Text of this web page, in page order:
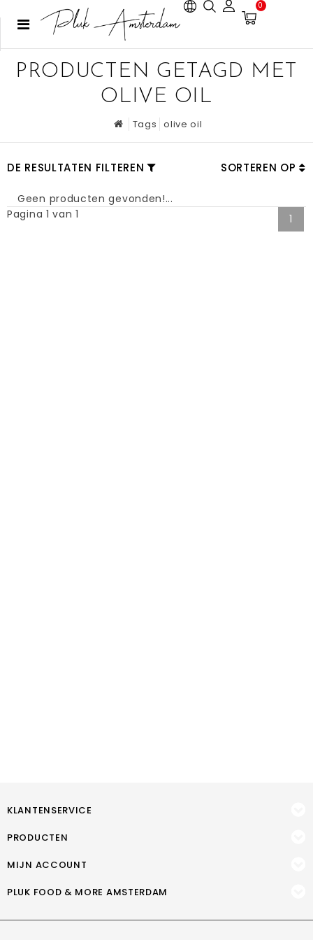
0
PRODUCTEN GETAGD MET
OLIVE OIL
Tags olive oil
DE RESULTATEN FILTEREN SORTEREN OP
Geen producten gevonden!...
Pagina 1 van 1
1
KLANTENSERVICE
PRODUCTEN
MIJN ACCOUNT
PLUK FOOD & MORE AMSTERDAM